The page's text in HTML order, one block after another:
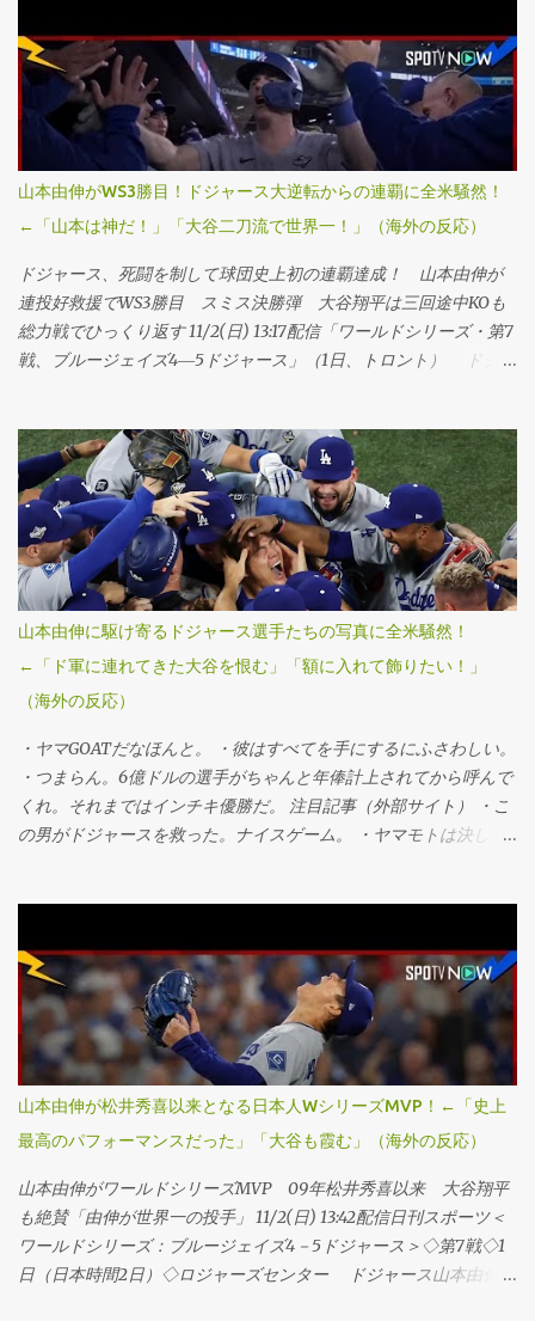
山本由伸がWS3勝目！ドジャース大逆転からの連覇に全米騒然！
←「山本は神だ！」「大谷二刀流で世界一！」（海外の反応）
ドジャース、死闘を制して球団史上初の連覇達成！ 山本由伸が
連投好救援でWS3勝目 スミス決勝弾 大谷翔平は三回途中KOも
総力戦でひっくり返す 11/2(日) 13:17配信「ワールドシリーズ・第7
戦、ブルージェイズ4―5ドジャース」（1日、トロント） ドジャ
の山本由伸投手が九回途中から登板し、1死満塁のピンチを切り抜
けるなど、3回を無失点に抑えてシリーズ3勝目を挙げた。「1番・
投手兼指名打者」で先発出場した大谷翔平投手は三回に決勝3ラン
を被弾し、マウンドで両手を膝につきうなだれKO。打者としては
第3戦以来のマルチ安打をマークするなど5打数2安打1四球だっ
た。 ・連覇だぜベイビー。 ・最高すぎる、伝説的だ。 ・ははは、
ざまあみろトロント！マリナーズファンとして感謝する。 ・よお
おおお！泣きそうだ。カーショーのために嬉しすぎる。 ・よっし
ゃああああ！MVPはヤマだ！ 注目記事（外部サイト） ・デーブ・
ロバーツの悪口はもう言わない。 ・やべえ。 ・やった！ホーム後
ズン5勝1敗。とんでもない男だ。 ・信じられない、勝ち切った！
ヤマがMVPだな。 ・やったぞ。 ・なんて試合だ ・信じてた！ ・
これはもう銅像レベルだな。 ・疑って悪かった、反省する。 ・ヤ
マモトはMVPを取るべきだ。すごいわ。 ・くそ、野球をぶっ壊し
出ない。まだ信じられない。ヤマは伝説。MVPだ。 ・俺はこの瞬
・現実じゃないみたいだ。すごい。 ・悲観してたやつらざまあ。
あとで全員呼び出す。 ・勝った！花火が上がってるぞ！ ・みんな
愛してる。行こうぜ！ ・ヤマは俺のGOATだ。ヤマGOATO！ ・や
ったぞ。ハッピー・ノーベンバー！ ・ヤマMVPだあああ。 ・よっ
しゃあああああ。 ・やったぞ！！ ...
山本由伸に駆け寄るドジャース選手たちの写真に全米騒然！
←「ド軍に連れてきた大谷を恨む」「額に入れて飾りたい！」
（海外の反応）
・ヤマGOATだなほんと。 ・彼はすべてを手にするにふさわしい。
・つまらん。6億ドルの選手がちゃんと年俸計上されてから呼んで
くれ。それまではインチキ優勝だ。 注目記事（外部サイト） ・こ
の男がドジャースを救った。ナイスゲーム。 ・ヤマモトは決して
トには賞賛しかない。こんなにMVPにふさわしい男はいない。 ・
顎が落ちるほどのパフォーマンスだった。 ・このシリーズの終わ
り方を完璧に表してる写真だ。もう二度と見られないようなこと
をやった。ワールドシリーズの伝説どころか、野球の伝説になっ
た。 ・ブルージェイズに本当に必要だったのはこのドジャーブル
ーの男。ドジャースじゃなくてジェイズにいてほしかった。 ・こ
の男の名前の通りの通りができそうだな。 ・いい写真だ。 ・資金
無限のチームがまた勝った。驚きだな。 ・あの契約が高すぎるっ
て言われてた頃が懐かしい。 ・戦艦ヤマモト。 ・くそ、最高のシ
リーズだった。 ・ヤマモトに水を。 ・額に入れて飾りたい。 ・彼
がいなかったら多分こうなってた。A) ナ・リーグ西地区優勝して
ない。B) たどり着けたとしても優勝はなかった。 ・いい酒を探し
山本由伸が松井秀喜以来となる日本人WシリーズMVP！←「史上
最高のパフォーマンスだった」「大谷も霞む」（海外の反応）
山本由伸がワールドシリーズMVP 09年松井秀喜以来 大谷翔平
も絶賛「由伸が世界一の投手」 11/2(日) 13:42配信日刊スポーツ＜
ワールドシリーズ：ブルージェイズ4－5ドジャース＞◇第7戦◇1
日（日本時間2日）◇ロジャーズセンター ドジャース山本由伸投